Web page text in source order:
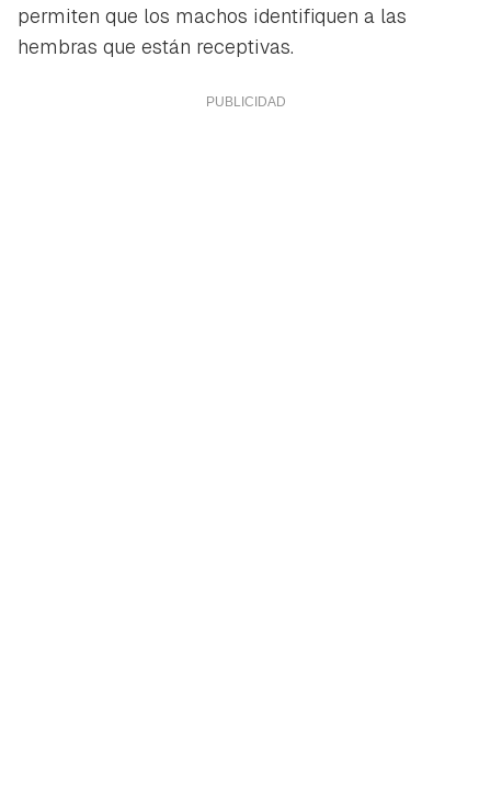
permiten que los machos identifiquen a las
hembras que están receptivas.